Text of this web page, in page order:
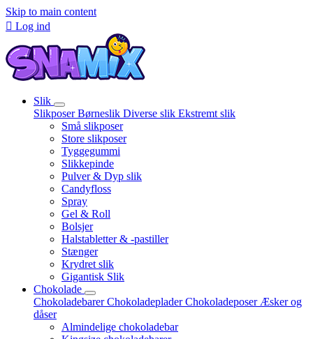
Skip to main content
 Log ind
Slik
SlikposerBørneslik Diverse slik Ekstremt slik
Små slikposer
Store slikposer
Tyggegummi
Slikkepinde
Pulver & Dyp slik
Candyfloss
Spray
Gel & Roll
Bolsjer
Halstabletter & -pastiller
Stænger
Krydret slik
Gigantisk Slik
Chokolade
ChokoladebarerChokoladepladerChokoladeposer Æsker og
dåser
Almindelige chokoladebar